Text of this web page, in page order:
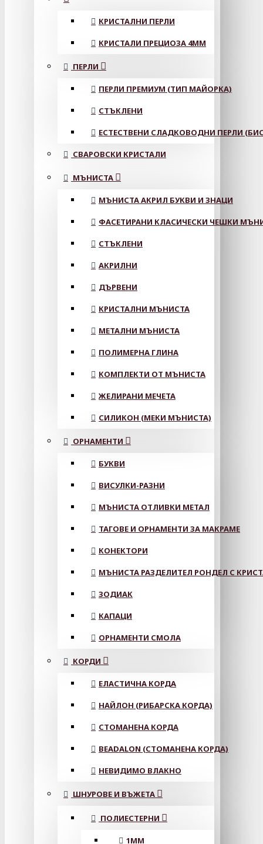
КРИСТАЛНИ ПЕРЛИ
КРИСТАЛИ ПРЕЦИОЗА 4ММ
ПЕРЛИ
ПЕРЛИ ПРЕМИУМ (ТИП МАЙОРКА)
СТЪКЛЕНИ
ЕСТЕСТВЕНИ СЛАДКОВОДНИ ПЕРЛИ
СВАРОВСКИ КРИСТАЛИ
МЪНИСТА
МЪНИСТА АКРИЛ БУКВИ И ЗНАЦИ
ФАСЕТИРАНИ КЛАСИЧЕСКИ ЧЕШКИ
СТЪКЛЕНИ
АКРИЛНИ
ДЪРВЕНИ
КРИСТАЛНИ МЪНИСТА
МЕТАЛНИ МЪНИСТА
ПОЛИМЕРНА ГЛИНА
КОМПЛЕКТИ ОТ МЪНИСТА
ЖЕЛИРАНИ МЕЧЕТА
СИЛИКОН (МЕКИ МЪНИСТА)
ОРНАМЕНТИ
БУКВИ
ВИСУЛКИ-РАЗНИ
МЪНИСТА ОТЛИВКИ МЕТАЛ
ТАГОВЕ И ОРНАМЕНТИ ЗА МАКРАМЕ
КОНЕКТОРИ
МЪНИСТА РАЗДЕЛИТЕЛ РОНДЕЛ С
ЗОДИАК
КАПАЦИ
ОРНАМЕНТИ СМОЛА
КОРДИ
ЕЛАСТИЧНА КОРДА
НАЙЛОН (РИБАРСКА КОРДА)
СТОМАНЕНА КОРДА
BEADALON (СТОМАНЕНА КОРДА)
НЕВИДИМО ВЛАКНО
ШНУРОВЕ И ВЪЖЕТА
ПОЛИЕСТЕРНИ
1ММ